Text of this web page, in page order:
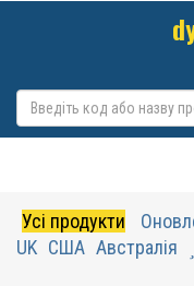
Усі продукти
UK США Австралія